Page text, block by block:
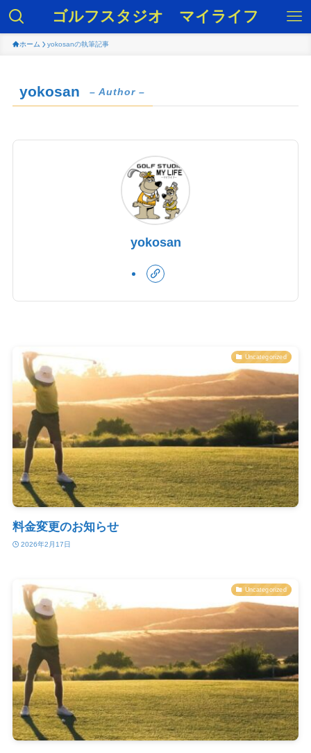
ゴルフスタジオ マイライフ
ホーム yokosanの執筆記事
yokosan – Author –
yokosan
Uncategorized
料金変更のお知らせ
2026年2月17日
Uncategorized